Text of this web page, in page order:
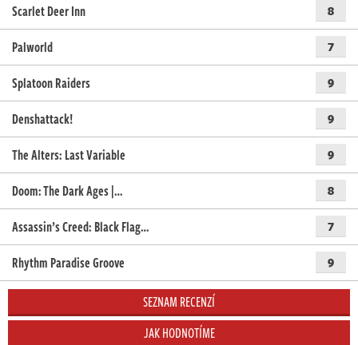
Scarlet Deer Inn
8
Palworld 7
Splatoon Raiders 9
Denshattack! 9
The Alters: Last Variable 9
Doom: The Dark Ages |… 8
Assassin’s Creed: Black Flag… 7
Rhythm Paradise Groove 9
SEZNAM RECENZÍ
JAK HODNOTÍME